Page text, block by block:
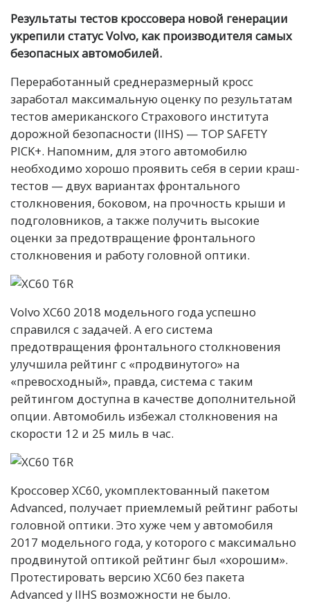
Результаты тестов кроссовера новой генерации
укрепили статус Volvo, как производителя самых
безопасных автомобилей.
Переработанный среднеразмерный кросс
заработал максимальную оценку по результатам
тестов американского Страхового института
дорожной безопасности (IIHS) — TOP SAFETY
PICK+. Напомним, для этого автомобилю
необходимо хорошо проявить себя в серии краш-
тестов — двух вариантах фронтального
столкновения, боковом, на прочность крыши и
подголовников, а также получить высокие
оценки за предотвращение фронтального
столкновения и работу головной оптики.
Volvo XC60 2018 модельного года успешно
справился с задачей. А его система
предотвращения фронтального столкновения
улучшила рейтинг с «продвинутого» на
«превосходный», правда, система с таким
рейтингом доступна в качестве дополнительной
опции. Автомобиль избежал столкновения на
скорости 12 и 25 миль в час.
Кроссовер XC60, укомплектованный пакетом
Advanced, получает приемлемый рейтинг работы
головной оптики. Это хуже чем у автомобиля
2017 модельного года, у которого с максимально
продвинутой оптикой рейтинг был «хорошим».
Протестировать версию XC60 без пакета
Advanced у IIHS возможности не было.